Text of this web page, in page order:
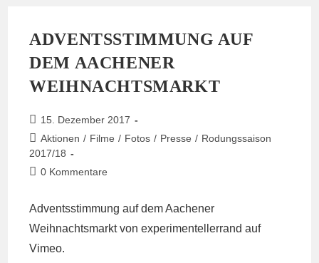
ADVENTSSTIMMUNG AUF
DEM AACHENER
WEIHNACHTSMARKT
Beitrag
veröffentlicht:
15. Dezember 2017
Beitrags-
Kategorie:
Aktionen / Filme / Fotos / Presse / Rodungssaison
2017/18
Beitrags-
0 Kommentare
Adventsstimmung auf dem Aachener
Weihnachtsmarktvonexperimentellerrand auf
Vimeo.